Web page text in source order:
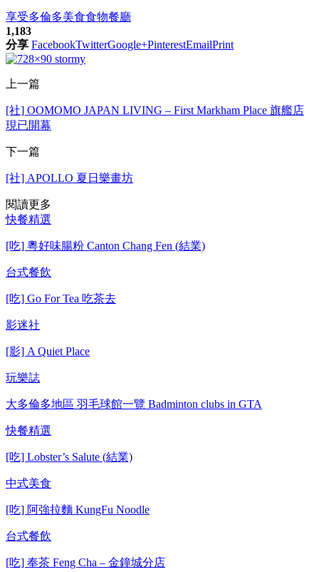
享受多倫多美食食物餐廳
1,183
分享 FacebookTwitterGoogle+PinterestEmailPrint
上一篇
[社] OOMOMO JAPAN LIVING – First Markham Place 旗艦店
現已開幕
下一篇
[社] APOLLO 夏日樂畫坊
閱讀更多
快餐精選
[吃] 粵好味腸粉 Canton Chang Fen (結業)
台式餐飲
[吃] Go For Tea 吃茶去
影迷社
[影] A Quiet Place
玩樂誌
大多倫多地區 羽毛球館一覽 Badminton clubs in GTA
快餐精選
[吃] Lobster’s Salute (結業)
中式美食
[吃] 阿強拉麵 KungFu Noodle
台式餐飲
[吃] 奉茶 Feng Cha – 金鐘城分店